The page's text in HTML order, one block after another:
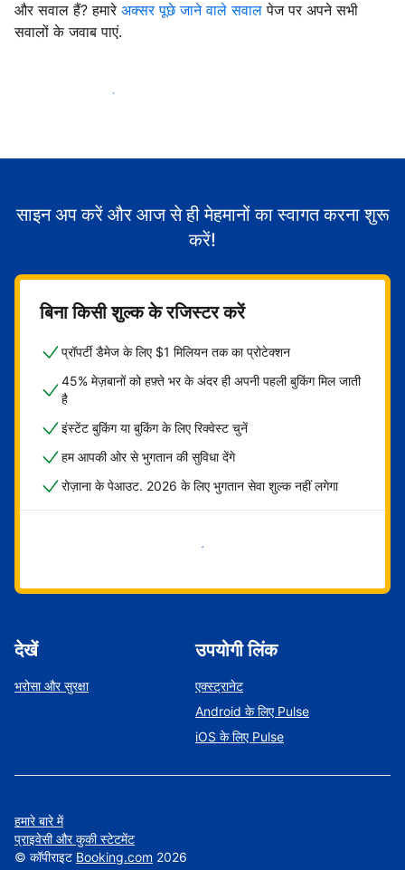
और सवाल हैं? हमारे अक्सर पूछे जाने वाले सवाल पेज पर अपने सभी
सवालों के जवाब पाएं.
मेहमानों का स्वागत करना शुरू करें
साइन अप करें और आज से ही मेहमानों का स्वागत करना शुरू
करें!
बिना किसी शुल्क के रजिस्टर करें
प्रॉपर्टी डैमेज के लिए $1 मिलियन तक का प्रोटेक्शन
45% मेज़बानों को हफ़्ते भर के अंदर ही अपनी पहली बुकिंग मिल जाती
है
इंस्टेंट बुकिंग या बुकिंग के लिए रिक्वेस्ट चुनें
हम आपकी ओर से भुगतान की सुविधा देंगे
रोज़ाना के पेआउट. 2026 के लिए भुगतान सेवा शुल्क नहीं लगेगा
अभी शुरू करें
देखें
भरोसा और सुरक्षा
उपयोगी लिंक
एक्स्ट्रानेट
Android के लिए Pulse
iOS के लिए Pulse
हमारे बारे में
प्राइवेसी और कुकी स्टेटमेंट
© कॉपीराइट Booking.com 2026